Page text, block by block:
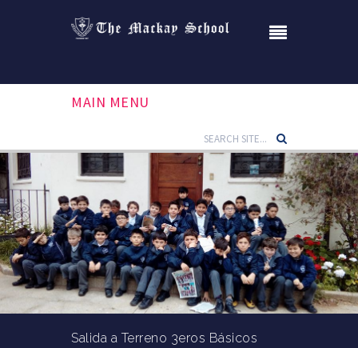
MAIN MENU
Salida a Terreno 3eros Básicos